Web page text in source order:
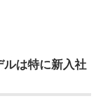
ルは特に新入社